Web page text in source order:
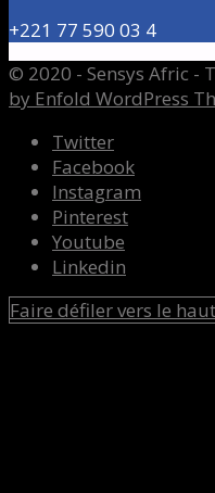
+221 77 590 03 4
© 2020 - Sensys Afric -
by Enfold WordPress
Twitter
Facebook
Instagram
Pinterest
Youtube
Linkedin
Faire défiler vers le haut